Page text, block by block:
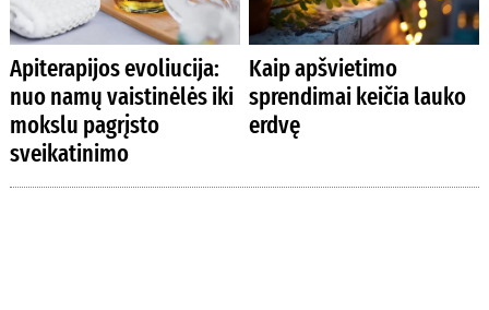
Apiterapijos evoliucija:
nuo namų vaistinėlės iki
mokslu pagrįsto
sveikatinimo
Kaip apšvietimo
sprendimai keičia lauko
erdvę